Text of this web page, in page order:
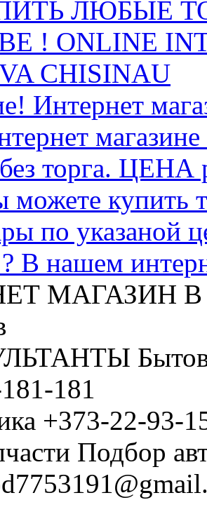
ЛЮБЫЕ
! ONLINE
CHISINAU
Интернет
торга.
можете купить
по указаной
В нашем
МАГАЗИН
181
+373-22-93-
Подбор